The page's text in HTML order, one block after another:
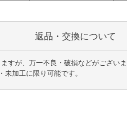
返品・交換について
すが、万一不良・破損などがござい
加工に限り可能です。